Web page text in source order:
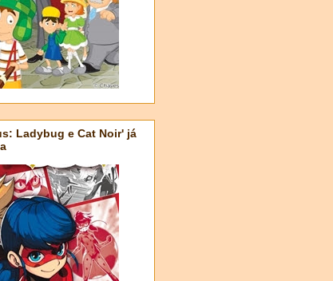
Ladybug e Cat Noir' já